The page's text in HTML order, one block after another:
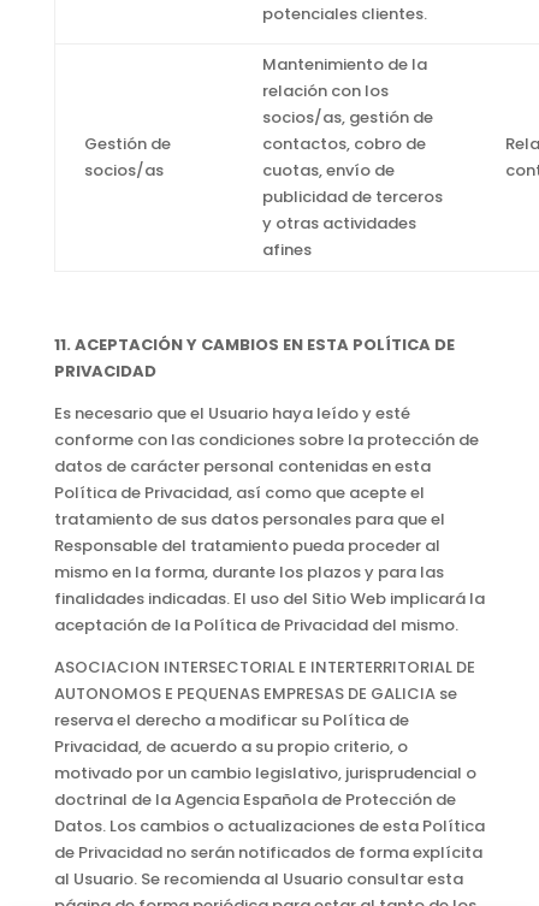
potenciales clientes.
Gestión de
socios/as
Mantenimiento de la
relación con los
socios/as, gestión de
contactos, cobro de
cuotas, envío de
publicidad de terceros
y otras actividades
afines
11. ACEPTACIÓN Y CAMBIOS EN ESTA POLÍTICA DE
PRIVACIDAD
Es necesario que el Usuario haya leído y esté
conforme con las condiciones sobre la protección de
datos de carácter personal contenidas en esta
Política de Privacidad, así como que acepte el
tratamiento de sus datos personales para que el
Responsable del tratamiento pueda proceder al
mismo en la forma, durante los plazos y para las
finalidades indicadas. El uso del Sitio Web implicará la
aceptación de la Política de Privacidad del mismo.
ASOCIACION INTERSECTORIAL E INTERTERRITORIAL DE
AUTONOMOS E PEQUENAS EMPRESAS DE GALICIA se
reserva el derecho a modificar su Política de
Privacidad, de acuerdo a su propio criterio, o
motivado por un cambio legislativo, jurisprudencial o
doctrinal de la Agencia Española de Protección de
Datos. Los cambios o actualizaciones de esta Política
de Privacidad no serán notificados de forma explícita
al Usuario. Se recomienda al Usuario consultar esta